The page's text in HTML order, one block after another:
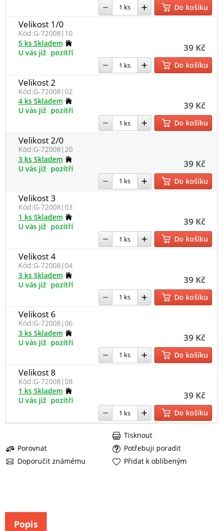
Do košíku
Velikost 1/0
Kód:G-72008|10
39 Kč
5 ks Skladem
U vás již pozítří
Do košíku
Velikost 2
Kód:G-72008|02
39 Kč
4 ks Skladem
U vás již pozítří
Do košíku
Velikost 2/0
Kód:G-72008|20
39 Kč
3 ks Skladem
U vás již pozítří
Do košíku
Velikost 3
Kód:G-72008|03
39 Kč
1 ks Skladem
U vás již pozítří
Do košíku
Velikost 4
Kód:G-72008|04
39 Kč
3 ks Skladem
U vás již pozítří
Do košíku
Velikost 6
Kód:G-72008|06
39 Kč
3 ks Skladem
U vás již pozítří
Do košíku
Velikost 8
Kód:G-72008|08
39 Kč
1 ks Skladem
U vás již pozítří
Do košíku
Porovnat
Potřebuji poradit
Doporučit známému
Tisknout
Přidat k oblíbeným
Popis